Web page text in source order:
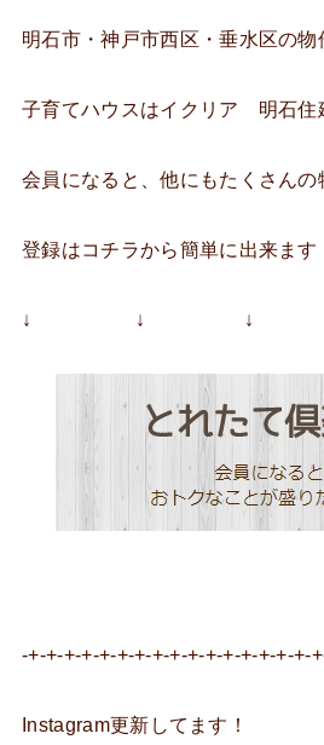
明石市・神戸市西区・垂水区の物
子育てハウスはイクリア 明石住
会員になると、他にもたくさんの
登録はコチラから簡単に出来ます
↓ ↓ ↓
-+-+-+-+-+-+-+-+-+-+-+-+-+-+-+-+-
Instagram更新してます！